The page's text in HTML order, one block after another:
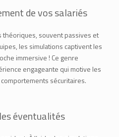
de vos salariés
théoriques, souvent passives et
les simulations captivent les
immersive ! Ce genre
engageante qui motive les
sécuritaires.
éventualités